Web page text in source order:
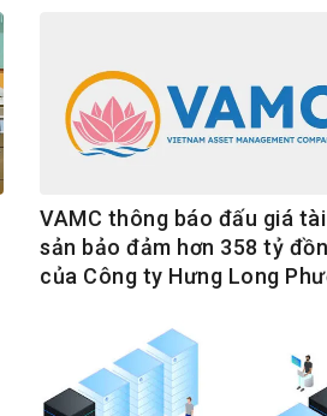
VAMC thông báo đấu giá tài
sản bảo đảm hơn 358 tỷ
của Công ty Hưng Long